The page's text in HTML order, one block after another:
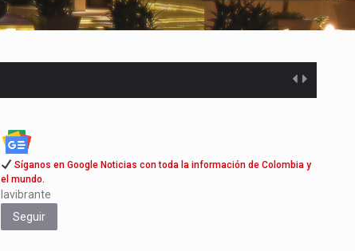
Síganos en Google Noticias con toda la información de Colombia y
el mundo.
lavibrante
Seguir